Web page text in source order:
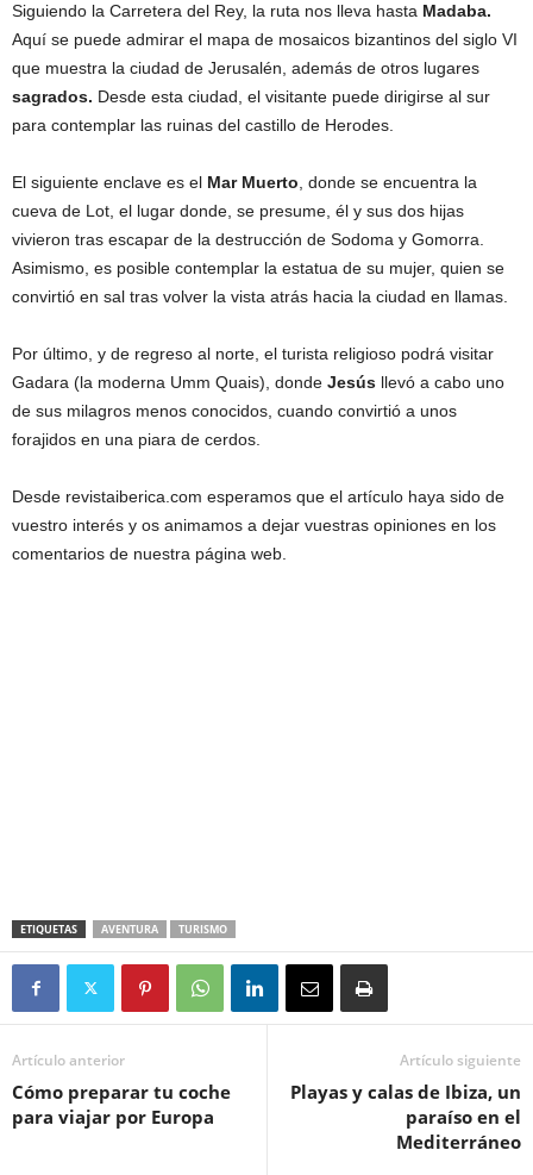
Siguiendo la Carretera del Rey, la ruta nos lleva hasta Madaba.
Aquí se puede admirar el mapa de mosaicos bizantinos del siglo VI
que muestra la ciudad de Jerusalén, además de otros lugares
sagrados. Desde esta ciudad, el visitante puede dirigirse al sur
para contemplar las ruinas del castillo de Herodes.
El siguiente enclave es el Mar Muerto , donde se encuentra la
cueva de Lot, el lugar donde, se presume, él y sus dos hijas
vivieron tras escapar de la destrucción de Sodoma y Gomorra.
Asimismo, es posible contemplar la estatua de su mujer, quien se
convirtió en sal tras volver la vista atrás hacia la ciudad en llamas.
Por último, y de regreso al norte, el turista religioso podrá visitar
Gadara (la moderna Umm Quais), donde Jesús llevó a cabo uno
de sus milagros menos conocidos, cuando convirtió a unos
forajidos en una piara de cerdos.
Desde revistaiberica.com esperamos que el artículo haya sido de
vuestro interés y os animamos a dejar vuestras opiniones en los
comentarios de nuestra página web.
ETIQUETAS AVENTURA TURISMO
Artículo anterior
Cómo preparar tu coche
para viajar por Europa
Artículo siguiente
Playas y calas de Ibiza, un
paraíso en el
Mediterráneo